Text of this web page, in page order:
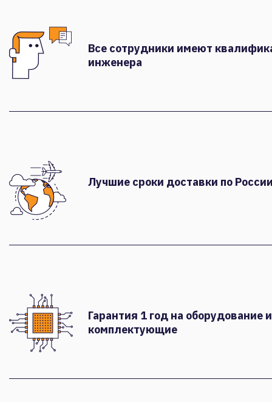
Все сотрудники имеют
инженера
Лучшие сроки доставки по
Гарантия 1 год на оборудование и
комплектующие